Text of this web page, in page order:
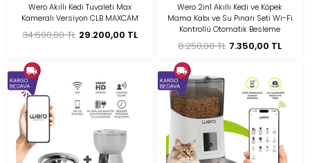
Wero Akıllı Kedi Tuvaleti Max
Kameralı Versiyon CLB MAXCAM
34.600,00 TL 29.200,00 TL
Wero 2in1 Akıllı Kedi ve Köpek
Mama Kabı ve Su Pınarı Seti Wi-Fi
Kontrollü Otomatik Besleme
8.250,00 TL 7.350,00 TL